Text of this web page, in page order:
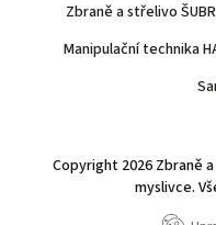
Zbraně a střelivo
Manipulační technika
Copyright 2026 Zbraně
myslivce.